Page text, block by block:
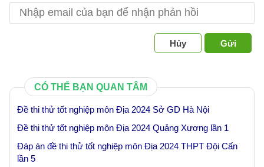
Hủy Gửi
CÓ THỂ BẠN QUAN TÂM
Đề thi thử tốt nghiệp môn Địa 2024 Sở GD Hà Nội
Đề thi thử tốt nghiệp môn Địa 2024 Quảng Xương lần 1
Đáp án đề thi thử tốt nghiệp môn Địa 2024 THPT Đội Cấn
lần 5